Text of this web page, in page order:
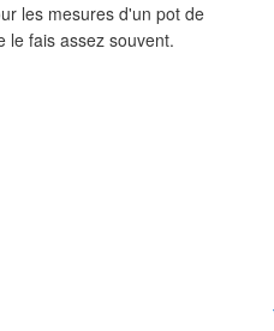
les mesures d'un pot de
le fais assez souvent.